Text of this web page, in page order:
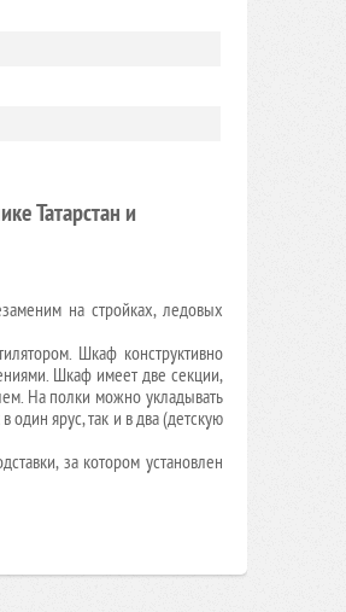
Татарстан и
на стройках, ледовых
Шкаф конструктивно
Шкаф имеет две секции,
На полки можно укладывать
ярус, так и в два (детскую
за котором установлен